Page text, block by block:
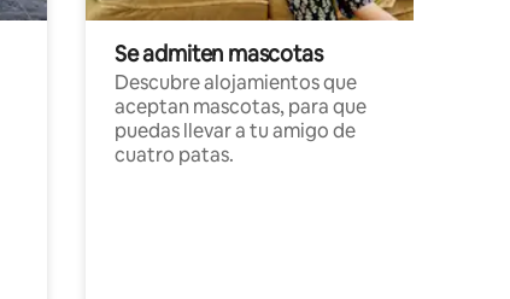
Se admiten mascotas
Descubre alojamientos que
aceptan mascotas, para que
puedas llevar a tu amigo de
cuatro patas.